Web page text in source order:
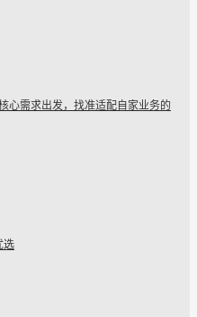
心需求出发，找准适配自家业务的
选